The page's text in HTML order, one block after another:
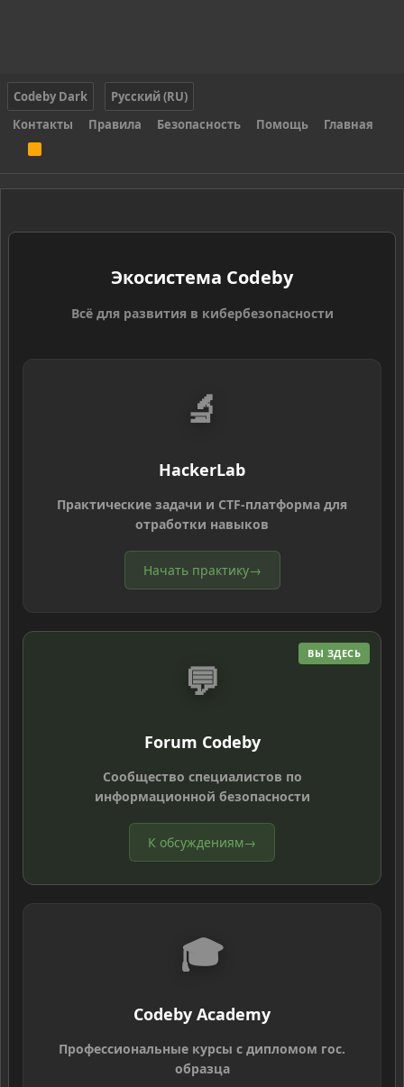
Codeby Dark
Русский (RU)
Контакты
Правила Безопасность Помощь Главная
S
Экосистема Codeby
Всё для развития в кибербезопасности
🔬
HackerLab
Практические задачи и CTF-платформа для
отработки навыков
Начать практику→
ВЫ ЗДЕСЬ
💬
Forum Codeby
Сообщество специалистов по
информационной безопасности
К обсуждениям→
🎓
Codeby Academy
Профессиональные курсы с дипломом гос.
образца